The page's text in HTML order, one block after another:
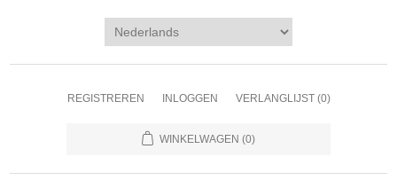
REGISTREREN INLOGGEN VERLANGLIJST (0)
WINKELWAGEN (0)